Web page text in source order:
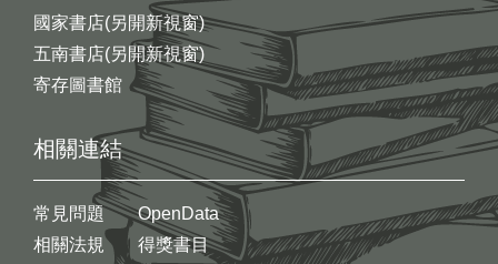
國家書店(另開新視窗)
五南書店(另開新視窗)
寄存圖書館
相關連結
常見問題
相關法規
OpenData
得獎書目